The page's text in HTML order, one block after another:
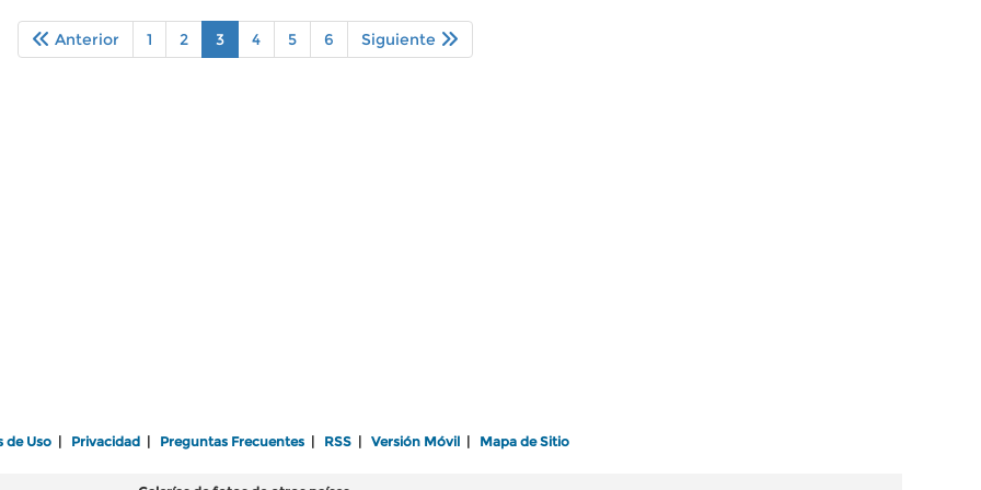
Anterior 1 2 3 4 5 6 Siguiente
de Uso Privacidad Preguntas Frecuentes RSS Versión Móvil Mapa de Sitio